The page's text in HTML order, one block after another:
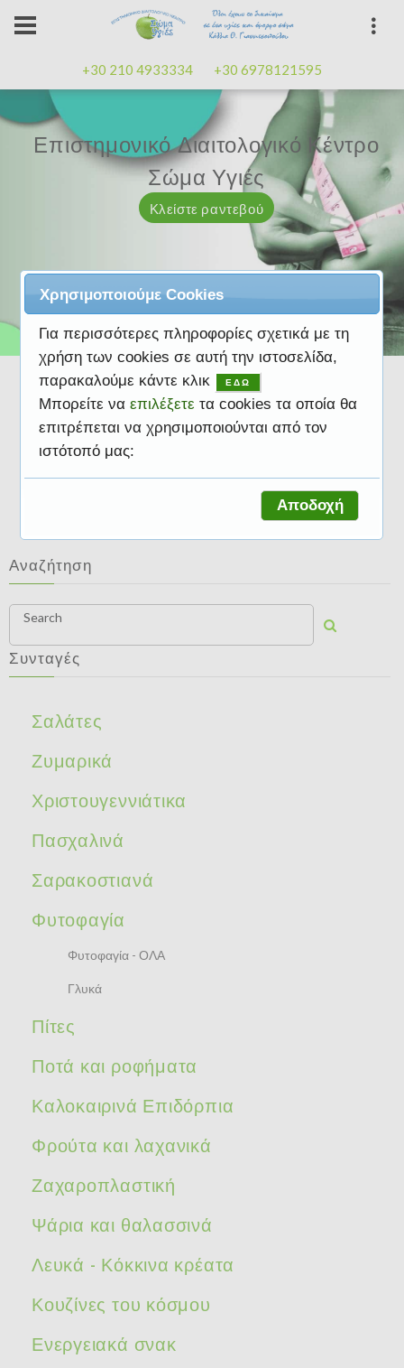
+30 210 4933334 +30 6978121595
Επαγγελματισμός, εμπειρίακαλή
διάθεση
Κλείστε ραντεβού
Επιστημονικό Διαιτολογικό Κέντρο
Σώμα Υγιές
Κλείστε ραντεβού
Μαζί μας μπορείτε
Κλείστε ραντεβού
Επαγγελματισμός, εμπειρίακαλή
διάθεση
Κλείστε ραντεβού
Επιστημονικό Διαιτολογικό Κέντρο
Σώμα Υγιές
Κλείστε ραντεβού
Αναζήτηση
Search
Συνταγές
Σαλάτες
Ζυμαρικά
Χριστουγεννιάτικα
Πασχαλινά
Σαρακοστιανά
Φυτοφαγία
Φυτοφαγία - ΟΛΑ
Γλυκά
Πίτες
Ποτά και ροφήματα
Καλοκαιρινά Επιδόρπια
Φρούτα και λαχανικά
Ζαχαροπλαστική
Ψάρια και θαλασσινά
Λευκά - Κόκκινα κρέατα
Κουζίνες του κόσμου
Ενεργειακά σνακ
Χρησιμοποιούμε Cookies
Για περισσότερες πληροφορίες σχετικά με τη
χρήση των cookies σε αυτή την ιστοσελίδα,
παρακαλούμε κάντε κλικ
ΕΔΩ
Μπορείτε να επιλέξετε τα cookies τα οποία θα
επιτρέπεται να χρησιμοποιούνται από τον
ιστότοπό μας:
Αποδοχή